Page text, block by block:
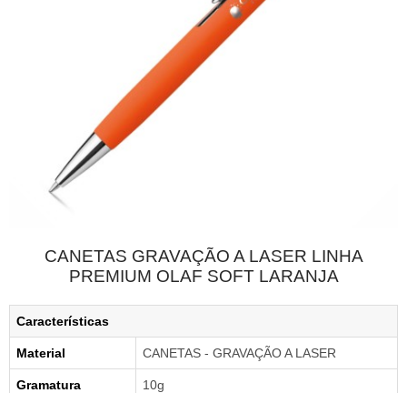
CANETAS GRAVAÇÃO A LASER LINHA
PREMIUM OLAF SOFT LARANJA
Características
Material CANETAS - GRAVAÇÃO A LASER
Gramatura 10g